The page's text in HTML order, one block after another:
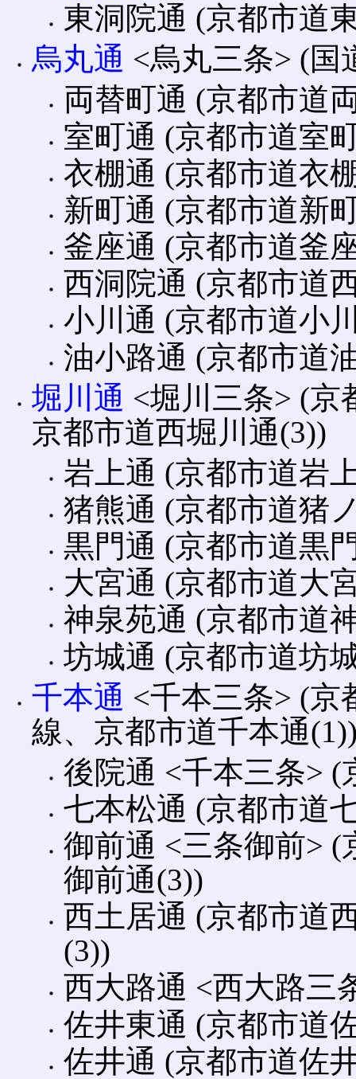
東洞院通 (京都市道
烏丸通 <烏丸三条> (国
両替町通 (京都市道
室町通 (京都市道室
衣棚通 (京都市道衣
新町通 (京都市道新
釜座通 (京都市道釜
西洞院通 (京都市道
小川通 (京都市道小
油小路通 (京都市道
堀川通 <堀川三条> (京
京都市道西堀川通(3))
岩上通 (京都市道岩
猪熊通 (京都市道猪
黒門通 (京都市道黒
大宮通 (京都市道大
神泉苑通 (京都市道
坊城通 (京都市道坊
千本通 <千本三条> (京
線、京都市道千本通
後院通 <千本三条> (
七本松通 (京都市道
御前通 <三条御前> (
御前通(3))
西土居通 (京都市道
(3))
西大路通 <西大路三
佐井東通 (京都市道
佐井通 (京都市道佐